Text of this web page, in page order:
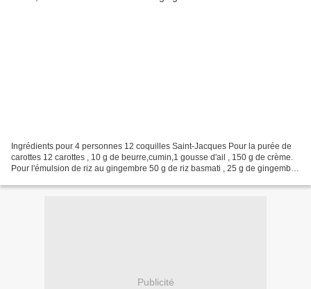
Ingrédients pour 4 personnes 12 coquilles Saint-Jacques Pour la purée de
carottes 12 carottes , 10 g de beurre,cumin,1 gousse d'ail , 150 g de crème.
Pour l'émulsion de riz au gingembre 50 g de riz basmati , 25 g de gingembre
Publicité